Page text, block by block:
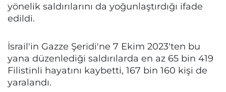
yönelik saldırılarını da yoğunlaştırdığı ifade
edildi.
İsrail'in Gazze Şeridi'ne 7 Ekim 2023'ten bu
yana düzenlediği saldırılarda en az 65 bin 419
Filistinli hayatını kaybetti, 167 bin 160 kişi de
yaralandı.